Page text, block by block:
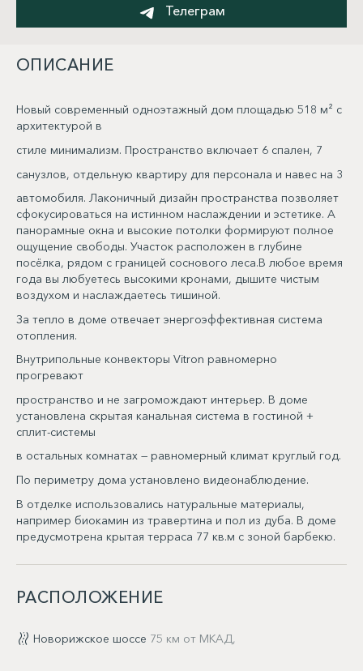
Телеграм
ОПИСАНИЕ
Новый современный одноэтажный дом площадью 518 м² с
архитектурой в
стиле минимализм. Пространство включает 6 спален, 7
санузлов, отдельную квартиру для персонала и навес на 3
автомобиля. Лаконичный дизайн пространства позволяет
сфокусироваться на истинном наслаждении и эстетике. А
панорамные окна и высокие потолки формируют полное
ощущение свободы. Участок расположен в глубине
посёлка, рядом с границей соснового леса.В любое время
года вы любуетесь высокими кронами, дышите чистым
воздухом и наслаждаетесь тишиной.
За тепло в доме отвечает энергоэффективная система
отопления.
Внутрипольные конвекторы Vitron равномерно
прогревают
пространство и не загромождают интерьер. В доме
установлена скрытая канальная система в гостиной +
сплит-системы
в остальных комнатах — равномерный климат круглый год.
По периметру дома установлено видеонаблюдение.
В отделке использовались натуральные материалы,
например биокамин из травертина и пол из дуба. В доме
предусмотрена крытая терраса 77 кв.м с зоной барбекю.
РАСПОЛОЖЕНИЕ
Новорижское шоссе 75 км от МКАД,